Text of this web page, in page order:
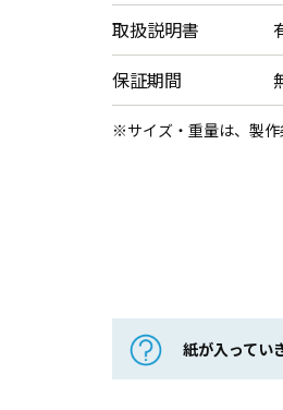
取扱説明書
保証期間
※サイズ・重量は、製作
紙が入ってい